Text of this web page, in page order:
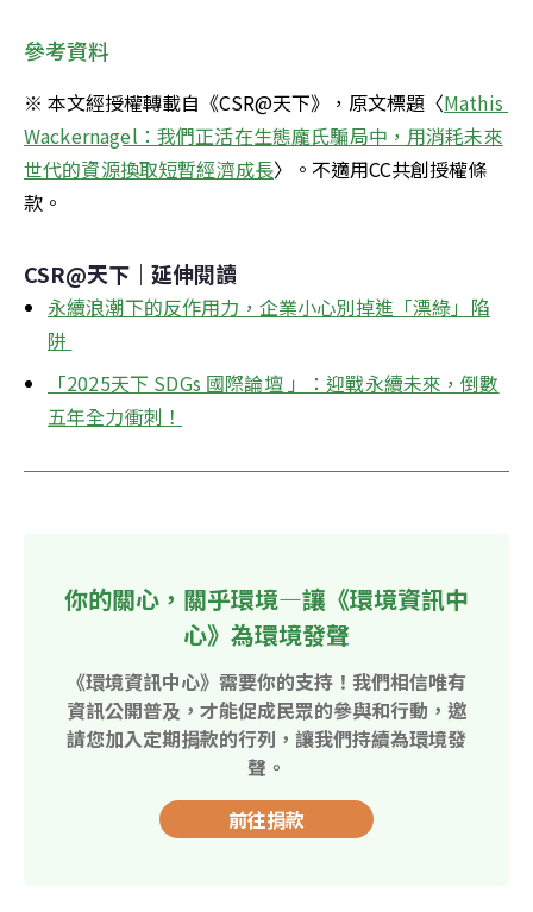
參考資料
※ 本文經授權轉載自《CSR@天下》，原文標題〈Mathis
Wackernagel：我們正活在生態龐氏騙局中，用消耗未來
世代的資源換取短暫經濟成長〉。不適用CC共創授權條
款。
CSR@天下｜延伸閱讀
永續浪潮下的反作用力，企業小心別掉進「漂綠」陷
阱
「2025天下 SDGs 國際論壇 」：迎戰永續未來，倒數
五年全力衝刺！
你的關心，關乎環境—讓《環境資訊中
心》為環境發聲
《環境資訊中心》需要你的支持！我們相信唯有
資訊公開普及，才能促成民眾的參與和行動，邀
請您加入定期捐款的行列，讓我們持續為環境發
聲。
前往捐款